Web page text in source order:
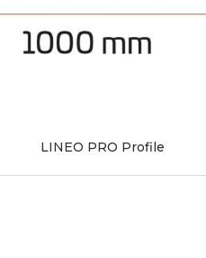
LINEO PRO Profile